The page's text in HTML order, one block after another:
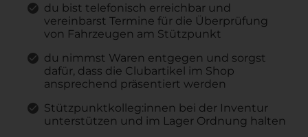
du bist telefonisch erreichbar und
vereinbarst Termine für die Überprüfung
von Fahrzeugen am Stützpunkt
du nimmst Waren entgegen und sorgst
dafür, dass die Clubartikel im Shop
ansprechend präsentiert werden
Stützpunktkolleg:innen bei der Inventur
unterstützen und im Lager Ordnung halten